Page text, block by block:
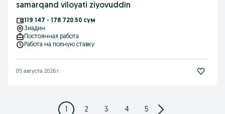
samarqand viloyati ziyovuddin
119 147 - 178 720.50 сум
Зиадин
Постоянная работа
Работа на полную ставку
05 августа 2026 г.
1 2 3 4 5